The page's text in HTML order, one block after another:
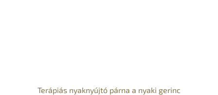
Terápiás nyaknyújtó párna a nyaki gerinc